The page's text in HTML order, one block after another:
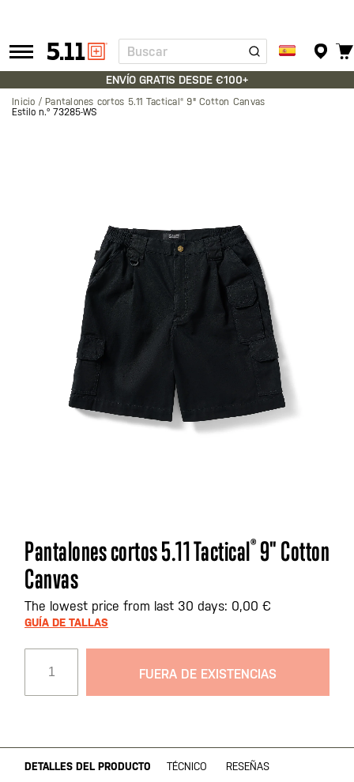
Tactical
Gear
Buscar
ENVÍO GRATIS DESDE €100+
Inicio
Pantalones cortos 5.11 Tactical® 9" Cotton Canvas
Estilo n.º 73285-WS
Saltar
al
comienzo
de
la
galería
de
imágenes
Pantalones cortos 5.11 Tactical® 9" Cotton
Canvas
The lowest price from last 30 days: 0,00 €
GUÍA DE TALLAS
FUERA DE EXISTENCIAS
DETALLES DEL PRODUCTO TÉCNICO RESEÑAS